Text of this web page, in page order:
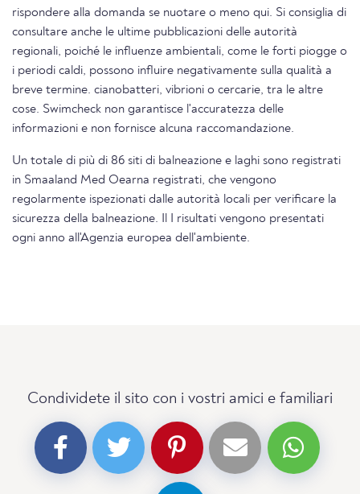
rispondere alla domanda se nuotare o meno qui. Si consiglia di
consultare anche le ultime pubblicazioni delle autorità
regionali, poiché le influenze ambientali, come le forti piogge o
i periodi caldi, possono influire negativamente sulla qualità a
breve termine. cianobatteri, vibrioni o cercarie, tra le altre
cose. Swimcheck non garantisce l'accuratezza delle
informazioni e non fornisce alcuna raccomandazione.
Un totale di più di 86 siti di balneazione e laghi sono registrati
in Smaaland Med Oearna registrati, che vengono
regolarmente ispezionati dalle autorità locali per verificare la
sicurezza della balneazione. Il I risultati vengono presentati
ogni anno all'Agenzia europea dell'ambiente.
Condividete il sito con i vostri amici e familiari